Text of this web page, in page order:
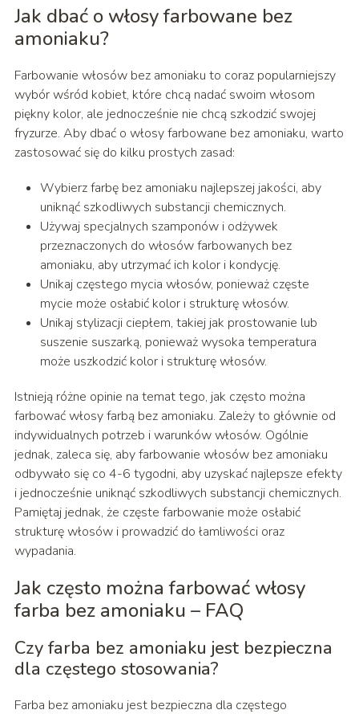
Jak dbać o włosy farbowane bez
amoniaku?
Farbowanie włosów bez amoniaku to coraz popularniejszy
wybór wśród kobiet, które chcą nadać swoim włosom
piękny kolor, ale jednocześnie nie chcą szkodzić swojej
fryzurze. Aby dbać o włosy farbowane bez amoniaku, warto
zastosować się do kilku prostych zasad:
Wybierz farbę bez amoniaku najlepszej jakości, aby
uniknąć szkodliwych substancji chemicznych.
Używaj specjalnych szamponów i odżywek
przeznaczonych do włosów farbowanych bez
amoniaku, aby utrzymać ich kolor i kondycję.
Unikaj częstego mycia włosów, ponieważ częste
mycie może osłabić kolor i strukturę włosów.
Unikaj stylizacji ciepłem, takiej jak prostowanie lub
suszenie suszarką, ponieważ wysoka temperatura
może uszkodzić kolor i strukturę włosów.
Istnieją różne opinie na temat tego, jak często można
farbować włosy farbą bez amoniaku. Zależy to głównie od
indywidualnych potrzeb i warunków włosów. Ogólnie
jednak, zaleca się, aby farbowanie włosów bez amoniaku
odbywało się co 4-6 tygodni, aby uzyskać najlepsze efekty
i jednocześnie uniknąć szkodliwych substancji chemicznych.
Pamiętaj jednak, że częste farbowanie może osłabić
strukturę włosów i prowadzić do łamliwości oraz
wypadania.
Jak często można farbować włosy
farba bez amoniaku – FAQ
Czy farba bez amoniaku jest bezpieczna
dla częstego stosowania?
Farba bez amoniaku jest bezpieczna dla częstego